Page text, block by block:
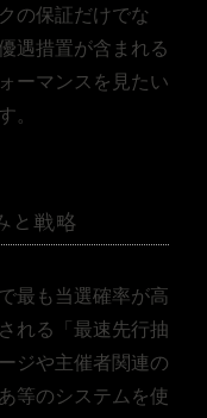
の保証だけでな
遇措置が含まれる
ーマンスを見たい
。
と戦略
最も当選確率が高
れる「最速先行抽
ジや主催者関連の
等のシステムを使